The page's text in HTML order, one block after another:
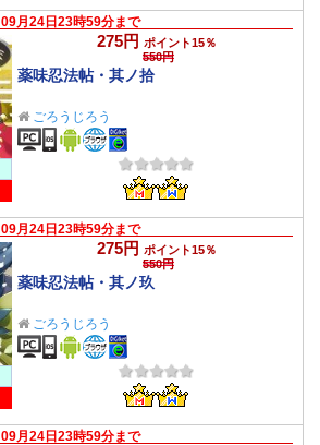
09月24日23時59分まで
275円 ポイント15％
550円
薬味忍法帖・其ノ拾
ごろうじろう
09月24日23時59分まで
275円 ポイント15％
550円
薬味忍法帖・其ノ玖
ごろうじろう
09月24日23時59分まで